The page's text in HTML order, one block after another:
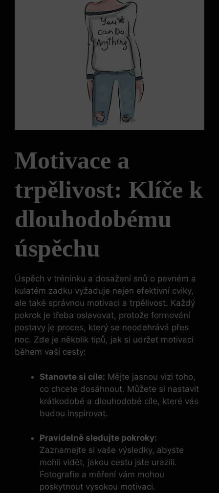
Motivace a
trpělivost: Klíče k
dlouhodobému
úspěchu
Úspěch v tréninku a dosažení snů o pevném a
kulatém zadku vyžaduje ⁣nejen efektivní cviky,⁢
ale také správnou motivaci a trpělivost. Každý
pokrok je třeba oslavovat, protože formování
postavy je proces, ⁢který se neodehrává ‍přes
noc. Zde je několik tipů, jak si udržet ‌motivaci
během⁢ vaší cesty:
Stanovte si cíle: Mějte jasnou vizi toho,
co chcete dosáhnout. Můžete si nastavit
krátkodobé a‍ dlouhodobé cíle,‍ které vás
budou inspirovat.
Pravidelně sledujte pokroky:
Zaznamejte si vaše výsledky, abyste
mohli‍ vidět, jakou‍ cestu jste urazili.
Fotografie a měření ‍vám mohou
poskytnout vysokou motivaci.